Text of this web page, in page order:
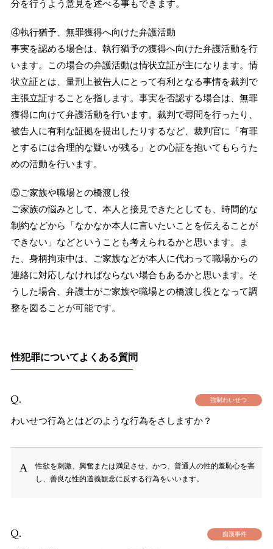
分を行うよう意見を述べる事もできます。
④執行猶予、無罪獲得へ向けた弁護活動
事実を認める場合は、執行猶予の獲得へ向けた弁護活動を行
います。この場合の弁護活動は情状立証が主になります。情
状立証とは、量刑上被告人にとって有利となる事情を裁判で
主張立証することを指します。事実を否認する場合は、無罪
獲得に向けて弁護活動を行います。裁判で尋問を行ったり、
被告人に有利な証拠を提出したりするなど、裁判官に「有罪
とするには合理的な疑いが残る」との心証を抱いてもらうた
めの活動を行います。
⑤ご家族や職場との橋渡し役
ご家族の悩みとして、本人と接見できたとしても、時間的な
制約などから「なかなか本人に言いたいことを伝えることが
できない」などということも考えられるかと思います。ま
た、身柄拘束中は、ご家族などが本人に代わって職場からの
連絡に対応しなければならない場合もあるかと思います。そ
うした場合、弁護士がご家族や職場との橋渡し役となって調
整を図ることが可能です。
性犯罪についてよくある質問
強制わいせつ
わいせつ行為とはどのような行為をさしますか？
性欲を刺激、興奮または満足させ、かつ、普通人の性的羞恥心を害
し、善良な性的道義観念に反する行為をいいます。
痴漢事件